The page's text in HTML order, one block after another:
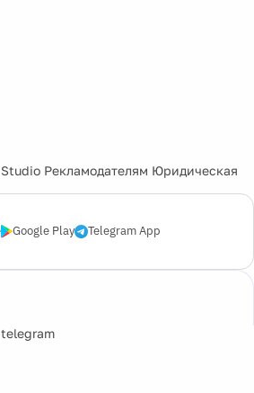
Рекламодателям Юридическая
Google Play Telegram App